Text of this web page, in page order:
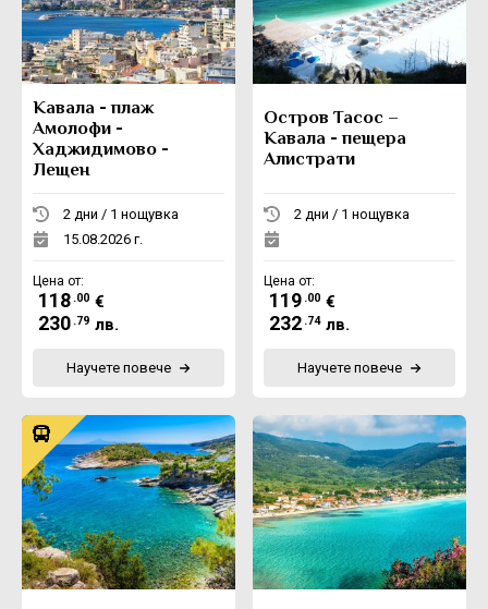
Екскурзии в Румъния
Кавала - плаж
Амолофи -
Хаджидимово -
Лещен
2 дни / 1 нощувка
15.08.2026 г.
Цена от:
118 .00 €
230 .79 лв.
Научете повече
Остров Тасос –
Кавала - пещера
Алистрати
2 дни / 1 нощувка
Цена от:
119 .00 €
232 .74 лв.
Научете повече